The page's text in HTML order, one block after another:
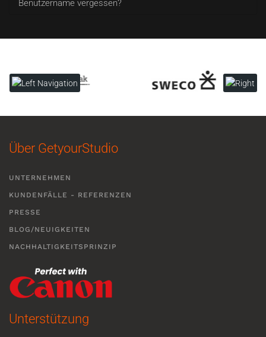
Benutzername vergessen?
Über GetyourStudio
UNTERNEHMEN
KUNDENFÄLLE - REFERENZEN
PRESSE
BLOG/NEUIGKEITEN
NACHHALTIGKEITSPRINZIP
Unterstützung